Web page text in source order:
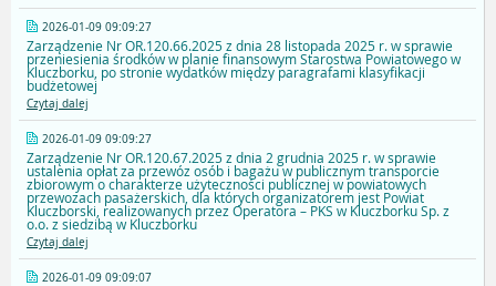
2026-01-09 09:09:27
Zarządzenie Nr OR.120.66.2025 z dnia 28 listopada 2025 r. w sprawie
przeniesienia środków w planie finansowym Starostwa Powiatowego w
Kluczborku, po stronie wydatków między paragrafami klasyfikacji
budżetowej
Czytaj dalej
2026-01-09 09:09:27
Zarządzenie Nr OR.120.67.2025 z dnia 2 grudnia 2025 r. w sprawie
ustalenia opłat za przewóz osób i bagażu w publicznym transporcie
zbiorowym o charakterze użyteczności publicznej w powiatowych
przewozach pasażerskich, dla których organizatorem jest Powiat
Kluczborski, realizowanych przez Operatora – PKS w Kluczborku Sp. z
o.o. z siedzibą w Kluczborku
Czytaj dalej
2026-01-09 09:09:07